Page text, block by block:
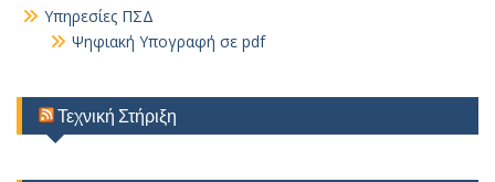
Υπηρεσίες ΠΣΔ
Ψηφιακή Υπογραφή σε pdf
Τεχνική Στήριξη